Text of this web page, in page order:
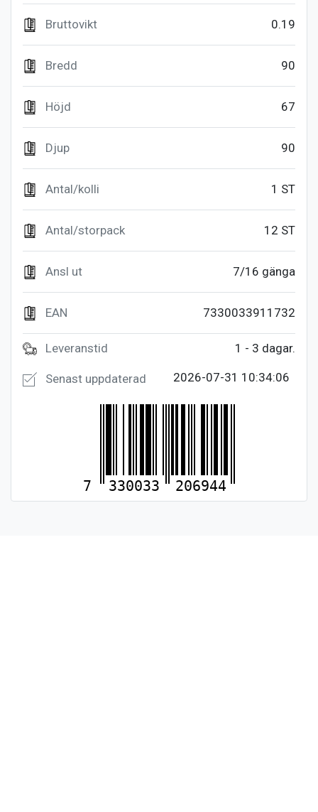
0.19
Bruttovikt
90
Bredd
67
Höjd
90
Djup
1 ST
Antal/kolli
12 ST
Antal/storpack
7/16 gänga
Ansl ut
7330033911732
EAN
1 - 3 dagar.
Leveranstid
2026-07-31 10:34:06
Senast uppdaterad
7 330033 206944